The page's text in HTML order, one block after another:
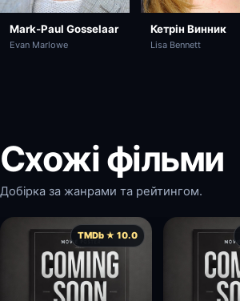
Mark-Paul Gosselaar
Evan Marlowe
Кетрін Винник
Lisa Bennett
Схожі фільми
Добірка за жанрами та рейтингом.
TMDb ★ 10.0